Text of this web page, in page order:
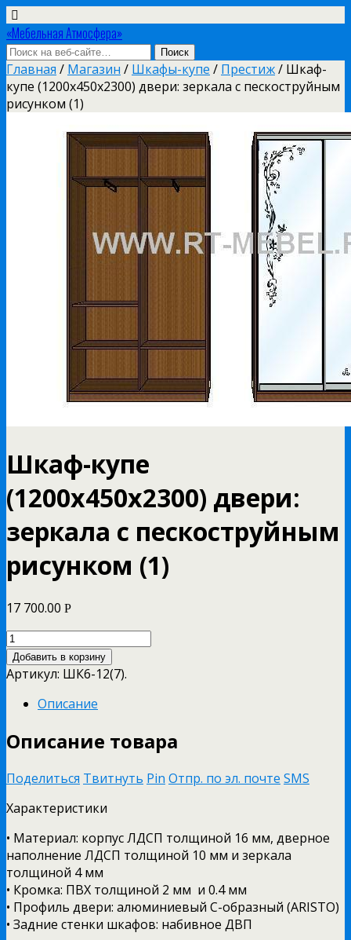
«Мебельная Атмосфера»
Главная / Магазин / Шкафы-купе / Престиж/ Шкаф-
купе (1200х450х2300) двери: зеркала с пескоструйным
рисунком (1)
Шкаф-купе
(1200х450х2300) двери:
зеркала с пескоструйным
рисунком (1)
17 700.00 Р
Добавить в корзину
Артикул: ШК6-12(7).
Описание
Описание товара
Поделиться Твитнуть Pin Отпр. по эл. почте SMS
Характеристики
• Материал: корпус ЛДСП толщиной 16 мм, дверное
наполнение ЛДСП толщиной 10 мм и зеркала
толщиной 4 мм
• Кромка: ПВХ толщиной 2 мм и 0.4 мм
• Профиль двери: алюминиевый С-образный (ARISTO)
• Задние стенки шкафов: набивное ДВП